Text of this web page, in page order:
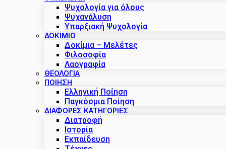
Ψυχολογία για όλους
Ψυχανάλυση
Υπαρξιακή Ψυχολογία
ΔΟΚΊΜΙΟ
Δοκίμια – Μελέτες
Φιλοσοφία
Λαογραφία
ΘΕΟΛΟΓΙΑ
ΠΟΙΗΣΗ
Ελληνική Ποίηση
Παγκόσμια Ποίηση
ΔΙΑΦΟΡΕΣ ΚΑΤΗΓΟΡΙΕΣ
Διατροφή
Ιστορία
Εκπαίδευση